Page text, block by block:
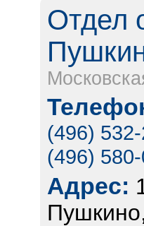
Отдел
(496)
(496)
Адрес: